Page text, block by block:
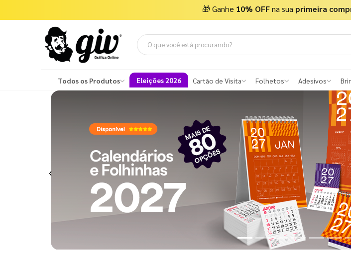
🎁 Ganhe 10% OFFna sua primeira
Todos os Produtos Eleições 2026 Cartão de Visita Folhetos Adesivos
Previous